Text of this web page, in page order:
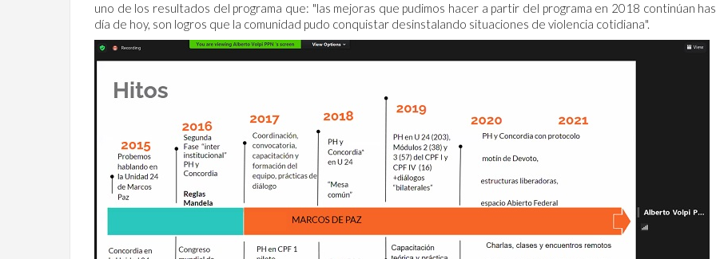
uno de los resultados del programa que: "las mejoras que pudimos hacer a partir del programa en 2018 continúan
día de hoy, son logros que la comunidad pudo conquistar desinstalando situaciones de violencia cotidiana".